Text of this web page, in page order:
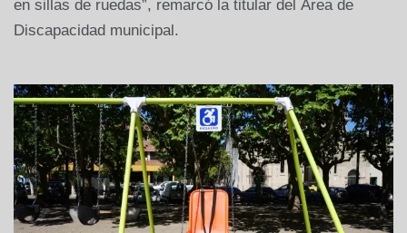
en sillas de ruedas”, remarcó la titular del Área de
Discapacidad municipal.